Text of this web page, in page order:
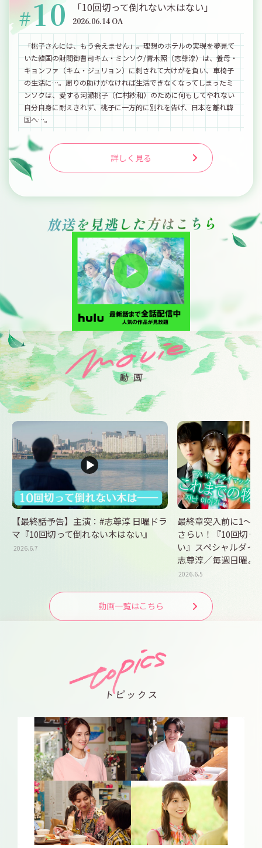
#10 「10回切って倒れない木はない」
2026.06.14 OA
「桃子さんには、もう会えません」――。理想のホテルの実現を夢見て
いた韓国の財閥御曹司キム・ミンソク/青木照（志尊淳）は、養母・
キョンファ（キム・ジュリョン）に刺されて大けがを負い、車椅子
の生活に…。周りの助けがなければ生活できなくなってしまったミ
ンソクは、愛する河瀬桃子（仁村紗和）のために何もしてやれない
自分自身に耐えきれず、桃子に一方的に別れを告げ、日本を離れ韓
国へ…。
詳しく見る
【最終話予告】主演：#志尊淳 日曜ドラ
マ『10回切って倒れない木はない』
2026.6.7
最終章突入前に1～8
さらい！『10回切っ
い』スペシャルダイ
志尊淳／毎週日曜よ
2026.6.5
動画一覧はこちら